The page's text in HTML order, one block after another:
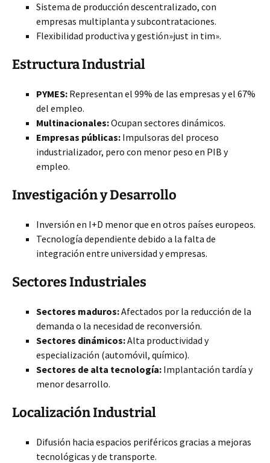
Sistema de producción descentralizado, con
empresas multiplanta y subcontrataciones.
Flexibilidad productiva y gestión»just in tim».
Estructura Industrial
PYMES: Representan el 99% de las empresas y el 67%
del empleo.
Multinacionales:Ocupan sectores dinámicos.
Empresas públicas: Impulsoras del proceso
industrializador, pero con menor peso en PIB y
empleo.
Investigación y Desarrollo
Inversión en I+D menor que en otros países europeos.
Tecnología dependiente debido a la falta de
integración entre universidad y empresas.
Sectores Industriales
Sectores maduros:Afectados por la reducción de la
demanda o la necesidad de reconversión.
Sectores dinámicos:Alta productividad y
especialización (automóvil, químico).
Sectores de alta tecnología: Implantación tardía y
menor desarrollo.
Localización Industrial
Difusión hacia espacios periféricos gracias a mejoras
tecnológicas y de transporte.